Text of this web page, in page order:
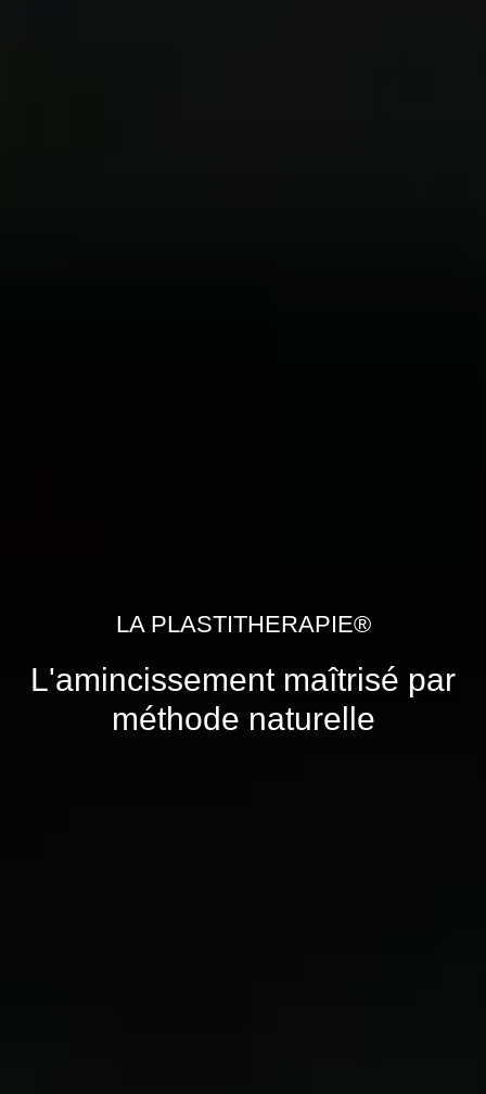
LA PLASTITHERAPIE®
L'amincissement maîtrisé par
méthode naturelle